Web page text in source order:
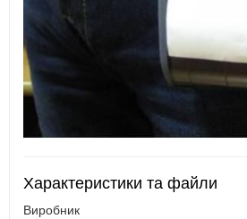
Характеристики та файли
Виробник